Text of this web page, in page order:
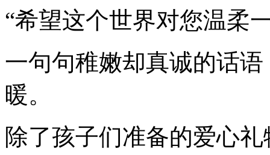
“希望这个世界对您温柔
一句句稚嫩却真诚的话
暖。
除了孩子们准备的爱心